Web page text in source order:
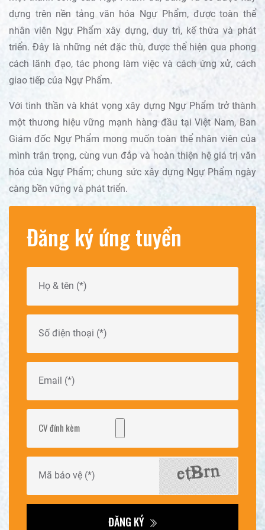
dựng trên nền tảng văn hóa Ngự Phẩm, được toàn thể
nhân viên Ngự Phẩm xây dựng, duy trì, kế thừa và phát
triển. Đây là những nét đặc thù, được thể hiện qua phong
cách lãnh đạo, tác phong làm việc và cách ứng xử, cách
giao tiếp của Ngự Phẩm.
Với tinh thần và khát vọng xây dựng Ngự Phẩm trở thành
một thương hiệu vững mạnh hàng đầu tại Việt Nam, Ban
Giám đốc Ngự Phẩm mong muốn toàn thể nhân viên của
mình trân trọng, cùng vun đắp và hoàn thiện hệ giá trị văn
hóa của Ngự Phẩm; chung sức xây dựng Ngự Phẩm ngày
càng bền vững và phát triển.
Đăng ký ứng tuyển
CV đính kèm
ĐĂNG KÝ